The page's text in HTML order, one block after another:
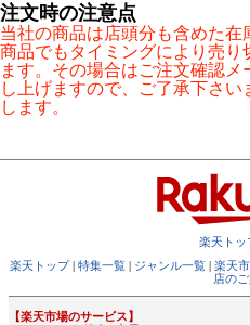
注文時の注意点
当社の商品は店頭分も含めた
商品でもタイミングにより売り
ます。その場合はご注文確認
し上げますので、ご了承下さ
します。
楽天トッ
楽天トップ| 特集一覧 | ジャンル一覧 | 楽天
店の
【楽天市場のサービス】